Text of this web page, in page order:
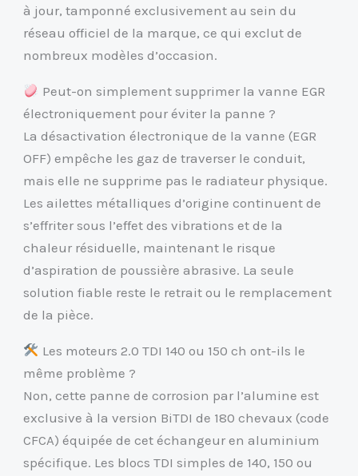
à jour, tamponné exclusivement au sein du
réseau officiel de la marque, ce qui exclut de
nombreux modèles d’occasion.
Peut-on simplement supprimer la vanne EGR
électroniquement pour éviter la panne ?
La désactivation électronique de la vanne (EGR
OFF) empêche les gaz de traverser le conduit,
mais elle ne supprime pas le radiateur physique.
Les ailettes métalliques d’origine continuent de
s’effriter sous l’effet des vibrations et de la
chaleur résiduelle, maintenant le risque
d’aspiration de poussière abrasive. La seule
solution fiable reste le retrait ou le remplacement
de la pièce.
Les moteurs 2.0 TDI 140 ou 150 ch ont-ils le
même problème ?
Non, cette panne de corrosion par l’alumine est
exclusive à la version BiTDI de 180 chevaux (code
CFCA) équipée de cet échangeur en aluminium
spécifique. Les blocs TDI simples de 140, 150 ou